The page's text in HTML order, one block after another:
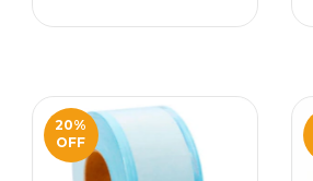
20%
OFF